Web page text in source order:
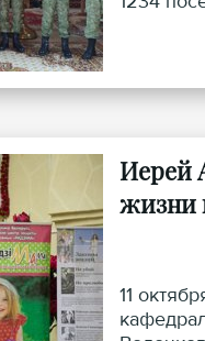
Иерей
жизни
11